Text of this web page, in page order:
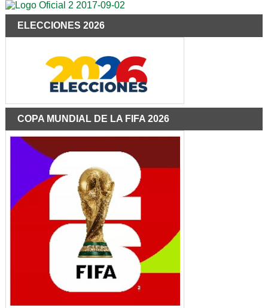
ELECCIONES 2026
COPA MUNDIAL DE LA FIFA 2026